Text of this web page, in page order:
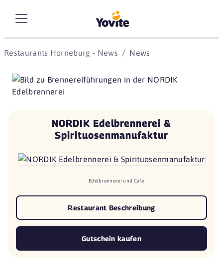
Restaurants Horneburg - News News
NORDIK Edelbrennerei &
Spirituosenmanufaktur
Edelbrennerei und Cafe
Restaurant Beschreibung
Gutschein kaufen